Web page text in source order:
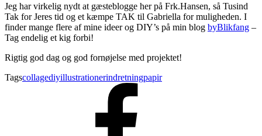
Jeg har virkelig nydt at gæsteblogge her på Frk.Hansen, så Tusind
Tak for Jeres tid og et kæmpe TAK til Gabriella for muligheden. I
finder mange flere af mine ideer og DIY’s på min blog byBlikfang –
Tag endelig et kig forbi!
Rigtig god dag og god fornøjelse med projektet!
Tagscollagediyillustrationerindretningpapir